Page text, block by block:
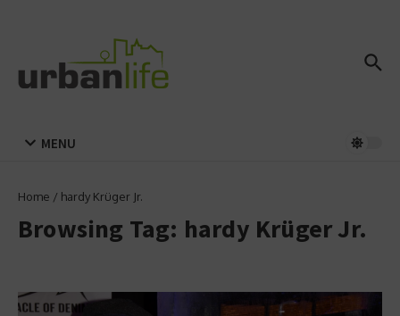
MENU
Home / hardy Krüger Jr.
Browsing Tag: hardy Krüger Jr.